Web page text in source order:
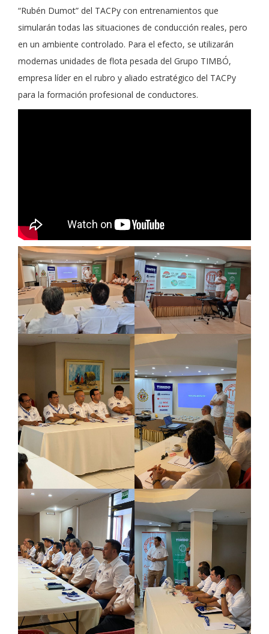
“Rubén Dumot” del TACPy con entrenamientos que
simularán todas las situaciones de conducción reales, pero
en un ambiente controlado. Para el efecto, se utilizarán
modernas unidades de flota pesada del Grupo TIMBÓ,
empresa líder en el rubro y aliado estratégico del TACPy
para la formación profesional de conductores.